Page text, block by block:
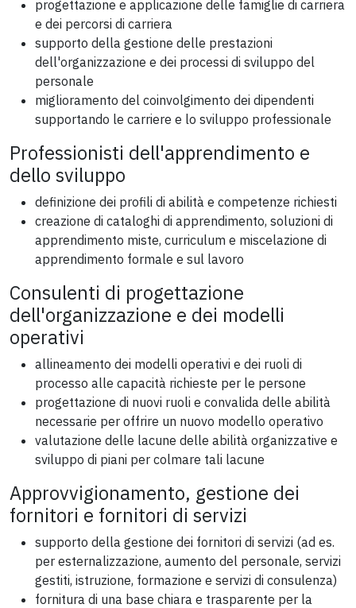
progettazione e applicazione delle famiglie di carriera
e dei percorsi di carriera
supporto della gestione delle prestazioni
dell'organizzazione e dei processi di sviluppo del
personale
miglioramento del coinvolgimento dei dipendenti
supportando le carriere e lo sviluppo professionale
Professionisti dell'apprendimento e
dello sviluppo
definizione dei profili di abilità e competenze richiesti
creazione di cataloghi di apprendimento, soluzioni di
apprendimento miste, curriculum e miscelazione di
apprendimento formale e sul lavoro
Consulenti di progettazione
dell'organizzazione e dei modelli
operativi
allineamento dei modelli operativi e dei ruoli di
processo alle capacità richieste per le persone
progettazione di nuovi ruoli e convalida delle abilità
necessarie per offrire un nuovo modello operativo
valutazione delle lacune delle abilità organizzative e
sviluppo di piani per colmare tali lacune
Approvvigionamento, gestione dei
fornitori e fornitori di servizi
supporto della gestione dei fornitori di servizi (ad es.
per esternalizzazione, aumento del personale, servizi
gestiti, istruzione, formazione e servizi di consulenza)
fornitura di una base chiara e trasparente per la